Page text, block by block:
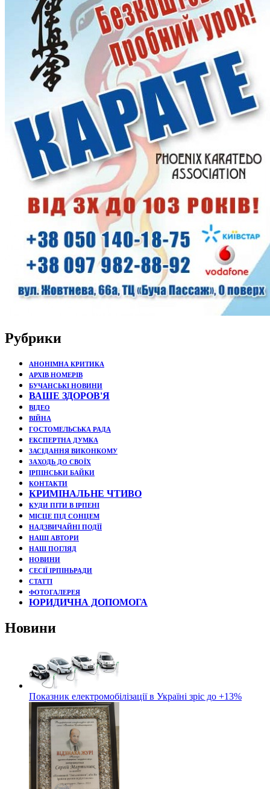
Рубрики
АНОНІМНА КРИТИКА
АРХІВ НОМЕРІВ
БУЧАНСЬКІ НОВИНИ
ВАШЕ ЗДОРОВ'Я
ВІДЕО
ВІЙНА
ГОСТОМЕЛЬСЬКА РАДА
ЕКСПЕРТНА ДУМКА
ЗАСІДАННЯ ВИКОНКОМУ
ЗАХОДЬ ДО СВОЇХ
ІРПІНСЬКИ БАЙКИ
КОНТАКТИ
КРИМІНАЛЬНЕ ЧТИВО
КУДИ ПІТИ В ІРПЕНІ
МІСЦЕ ПІД СОНЦЕМ
НАДЗВИЧАЙНІ ПОДЇЇ
НАШІ АВТОРИ
НАШ ПОГЛЯД
НОВИНИ
СЕСІЇ ІРПІНЬРАДИ
СТАТТІ
ФОТОГАЛЕРЕЯ
ЮРИДИЧНА ДОПОМОГА
Новини
Показник електромобілізації в Україні зріс до +13%